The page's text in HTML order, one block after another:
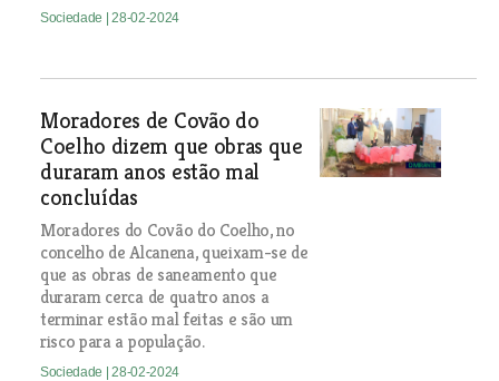
Sociedade | 28-02-2024
Moradores de Covão do
Coelho dizem que obras que
duraram anos estão mal
concluídas
Moradores do Covão do Coelho, no
concelho de Alcanena, queixam-se de
que as obras de saneamento que
duraram cerca de quatro anos a
terminar estão mal feitas e são um
risco para a população.
Sociedade | 28-02-2024